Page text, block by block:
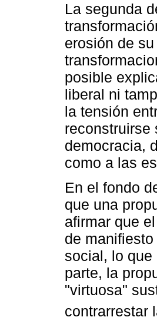
La segunda
erosión de
posible
liberal ni
la tensión
reconstruirse
democracia,
como a las
En el fondo
que una
afirmar que
de
social, lo
parte, la
"virtuosa"
contrarrestar